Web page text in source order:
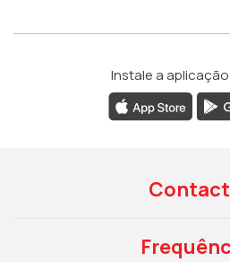
Instale a aplicação